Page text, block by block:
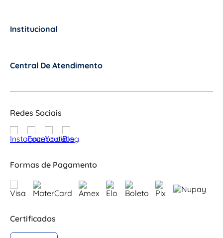
Institucional
Central De Atendimento
Redes Sociais
Formas de Pagamento
Certificados